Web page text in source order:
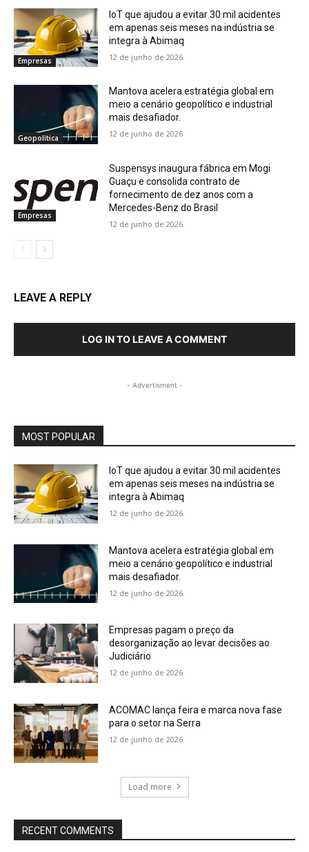
Empresas
IoT que ajudou a evitar 30 mil acidentes
em apenas seis meses na indústria se
integra à Abimaq
12 de junho de 2026
Geopolítica
Mantova acelera estratégia global em
meio a cenário geopolítico e industrial
mais desafiador.
12 de junho de 2026
Empresas
Suspensys inaugura fábrica em Mogi
Guaçu e consolida contrato de
fornecimento de dez anos com a
Mercedes-Benz do Brasil
12 de junho de 2026
LEAVE A REPLY
LOG IN TO LEAVE A COMMENT
- Advertisment -
MOST POPULAR
IoT que ajudou a evitar 30 mil acidentes
em apenas seis meses na indústria se
integra à Abimaq
12 de junho de 2026
Mantova acelera estratégia global em
meio a cenário geopolítico e industrial
mais desafiador.
12 de junho de 2026
Empresas pagam o preço da
desorganização ao levar decisões ao
Judiciário
12 de junho de 2026
ACOMAC lança feira e marca nova fase
para o setor na Serra
12 de junho de 2026
Load more
RECENT COMMENTS